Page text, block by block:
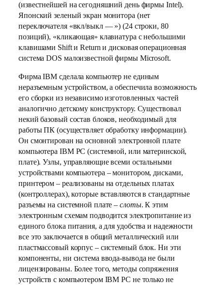
(известнейшей на сегодняшний день фирмы Intel).
Японский зеленый экран монитора (нет
переключателя «вкл/выкл — ») (24 строки, 80
позиций), «кликающая» клавиатура с небольшими
клавишами Shift и Return и дисковая операционная
система DOS малоизвестной фирмы Microsoft.
Фирма IBM сделала компьютер не единым
неразъемным устройством, а обеспечила возможность
его сборки из независимо изготовленных частей
аналогично детскому конструктору. Существовал
некий базовый состав блоков, необходимый для
работы ПК (осуществляет обработку информации).
Он смонтирован на основной электронной плате
компьютера IBM PC (системной, или материнской,
плате). Узлы, управляющие всеми остальными
устройствами компьютера – монитором, дисками,
принтером – реализованы на отдельных платах
(контроллерах), которые вставляются в стандартные
разъемы на системной плате –слоты. К этим
электронным схемам подводится электропитание из
единого блока питания, а для удобства и надежности
все это заключается в общий металлический или
пластмассовый корпус – системный блок. Ни эти
компоненты, ни система ввода-вывода не были
лицензированы. Более того, методы сопряжения
устройств с компьютером IBM PC не только не